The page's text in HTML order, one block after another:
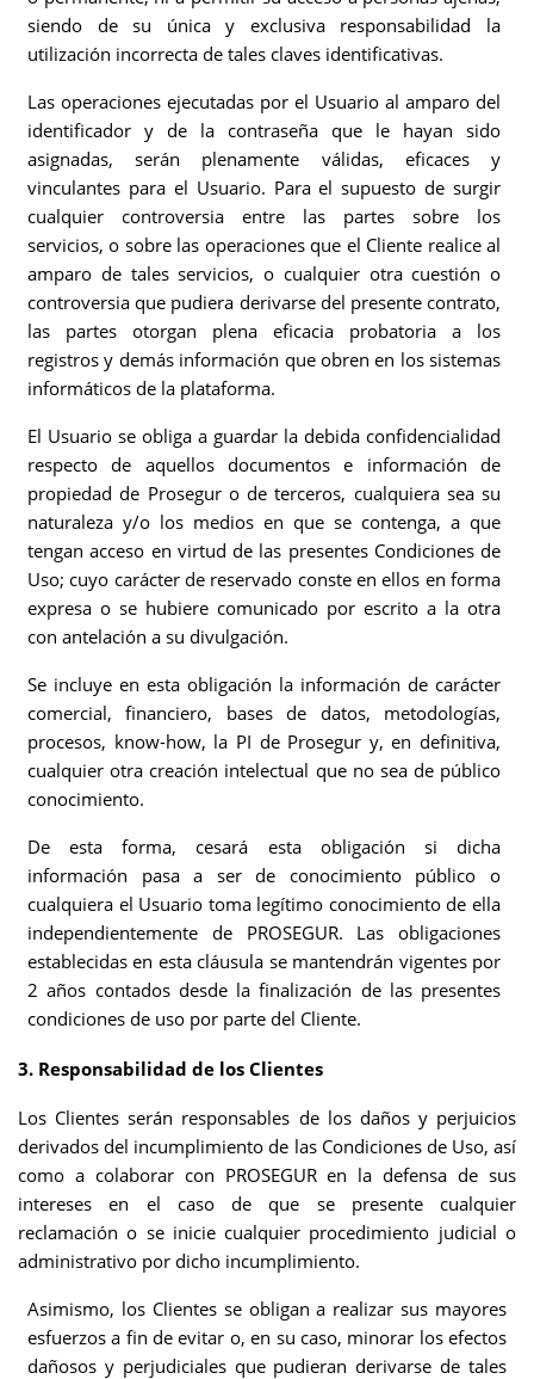
siendo de su única y exclusiva responsabilidad la
utilización incorrecta de tales claves identificativas.
Las operaciones ejecutadas por el Usuario al amparo del
identificador y de la contraseña que le hayan sido
asignadas, serán plenamente válidas, eficaces y
vinculantes para el Usuario. Para el supuesto de surgir
cualquier controversia entre las partes sobre los
servicios, o sobre las operaciones que el Cliente realice al
amparo de tales servicios, o cualquier otra cuestión o
controversia que pudiera derivarse del presente contrato,
las partes otorgan plena eficacia probatoria a los
registros y demás información que obren en los sistemas
informáticos de la plataforma.
El Usuario se obliga a guardar la debida confidencialidad
respecto de aquellos documentos e información de
propiedad de Prosegur o de terceros, cualquiera sea su
naturaleza y/o los medios en que se contenga, a que
tengan acceso en virtud de las presentes Condiciones de
Uso; cuyo carácter de reservado conste en ellos en forma
expresa o se hubiere comunicado por escrito a la otra
con antelación a su divulgación.
Se incluye en esta obligación la información de carácter
comercial, financiero, bases de datos, metodologías,
procesos, know-how, la PI de Prosegur y, en definitiva,
cualquier otra creación intelectual que no sea de público
conocimiento.
De esta forma, cesará esta obligación si dicha
información pasa a ser de conocimiento público o
cualquiera el Usuario toma legítimo conocimiento de ella
independientemente de PROSEGUR. Las obligaciones
establecidas en esta cláusula se mantendrán vigentes por
2 años contados desde la finalización de las presentes
condiciones de uso por parte del Cliente.
3. Responsabilidad de los Clientes
Los Clientes serán responsables de los daños y perjuicios
derivados del incumplimiento de las Condiciones de Uso, así
como a colaborar con PROSEGUR en la defensa de sus
intereses en el caso de que se presente cualquier
reclamación o se inicie cualquier procedimiento judicial o
administrativo por dicho incumplimiento.
Asimismo, los Clientes se obligan a realizar sus mayores
esfuerzos a fin de evitar o, en su caso, minorar los efectos
dañosos y perjudiciales que pudieran derivarse de tales